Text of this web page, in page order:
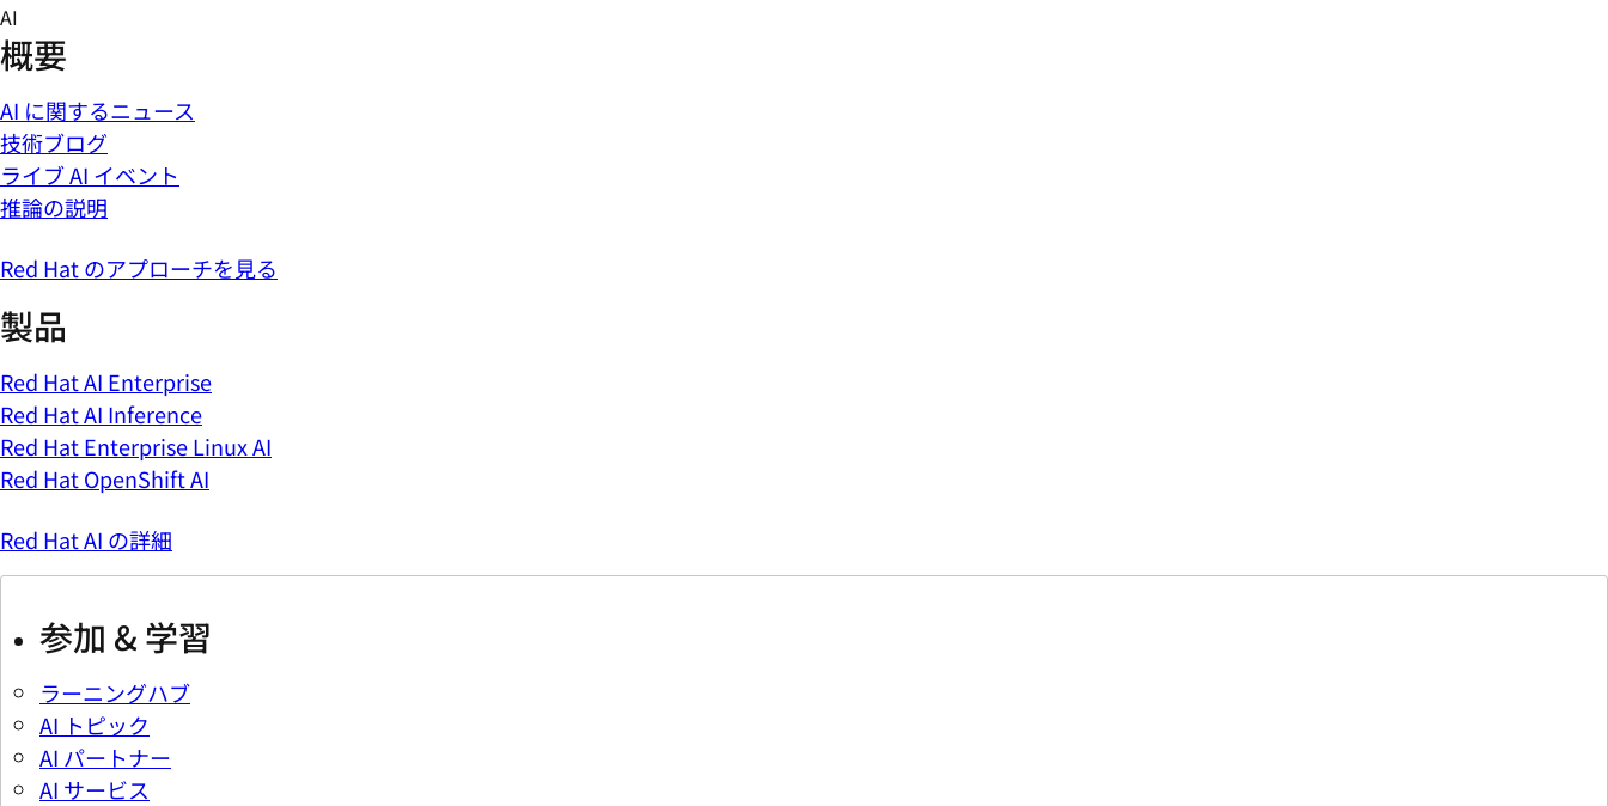
Skip
to
content
AI
概要
AI に関するニュース
技術ブログ
ライブ AI イベント
推論の説明
Red Hat のアプローチを見る
製品
Red Hat AI Enterprise
Red Hat AI Inference
Red Hat Enterprise Linux AI
Red Hat OpenShift AI
Red Hat AI の詳細
参加 & 学習
ラーニングハブ
AI トピック
AI パートナー
AI サービス